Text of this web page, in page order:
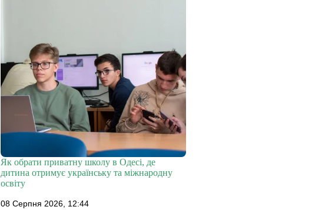
Як обрати приватну школу в Одесі, де
дитина отримує українську та міжнародну
освіту
08 Серпня 2026, 12:44